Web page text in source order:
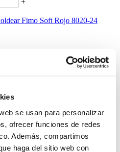
se usan para personalizar
ofrecer funciones de redes
Además, compartimos
haga del sitio web con
+
Fimo Soft Rojo 8020-24
Tubo Acrílico 8700 05